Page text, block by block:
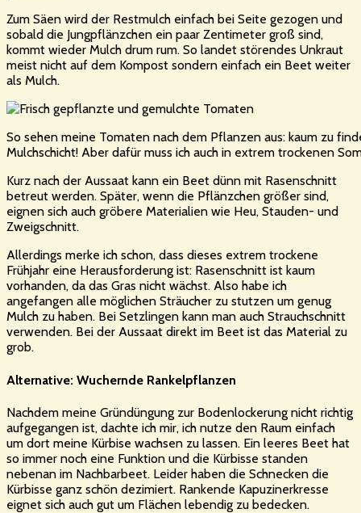
Zum Säen wird der Restmulch einfach bei Seite gezogen und
sobald die Jungpflänzchen ein paar Zentimeter groß sind,
kommt wieder Mulch drum rum. So landet störendes Unkraut
meist nicht auf dem Kompost sondern einfach ein Beet weiter
als Mulch.
So sehen meine Tomaten nach dem Pflanzen aus: kaum zu
Mulchschicht! Aber dafür muss ich auch in extrem trockenen
Kurz nach der Aussaat kann ein Beet dünn mit Rasenschnitt
betreut werden. Später, wenn die Pflänzchen größer sind,
eignen sich auch gröbere Materialien wie Heu, Stauden- und
Zweigschnitt.
Allerdings merke ich schon, dass dieses extrem trockene
Frühjahr eine Herausforderung ist: Rasenschnitt ist kaum
vorhanden, da das Gras nicht wächst. Also habe ich
angefangen alle möglichen Sträucher zu stutzen um genug
Mulch zu haben. Bei Setzlingen kann man auch Strauchschnitt
verwenden. Bei der Aussaat direkt im Beet ist das Material zu
grob.
Alternative: Wuchernde Rankelpflanzen
Nachdem meine Gründüngung zur Bodenlockerung nicht richtig
aufgegangen ist, dachte ich mir, ich nutze den Raum einfach
um dort meine Kürbise wachsen zu lassen. Ein leeres Beet hat
so immer noch eine Funktion und die Kürbisse standen
nebenan im Nachbarbeet. Leider haben die Schnecken die
Kürbisse ganz schön dezimiert. Rankende Kapuzinerkresse
eignet sich auch gut um Flächen lebendig zu bedecken.